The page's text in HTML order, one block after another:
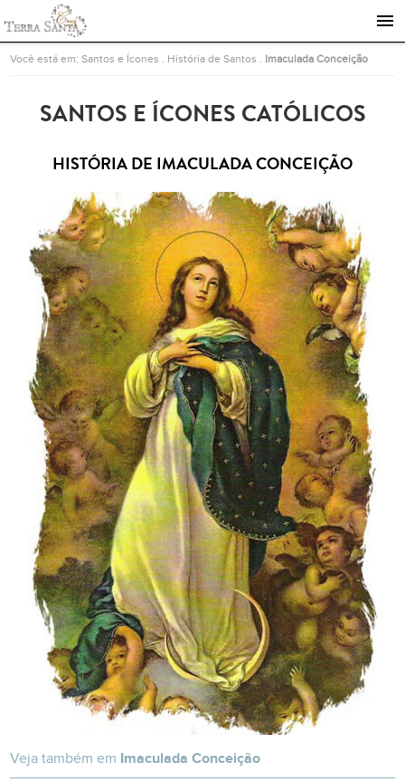
Ir para a página inicial
Você está em:Santos e Ícones História de Santos Imaculada Conceição
SANTOS E ÍCONES CATÓLICOS
HISTÓRIA DE IMACULADA CONCEIÇÃO
Veja também em Imaculada Conceição